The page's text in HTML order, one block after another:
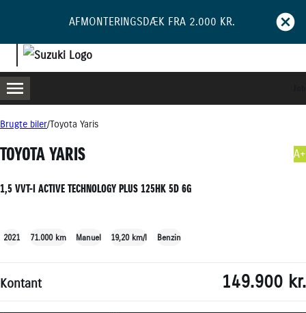
AFMONTERINGSDÆK FRA 2.000 KR.
MENU
Brugte biler Toyota Yaris
TOYOTA YARIS
1,5 VVT-I ACTIVE TECHNOLOGY PLUS 125HK 5D 6G
A+
2021 71.000 km Manuel 19,20 km/l Benzin
Kontant 149.900 kr.